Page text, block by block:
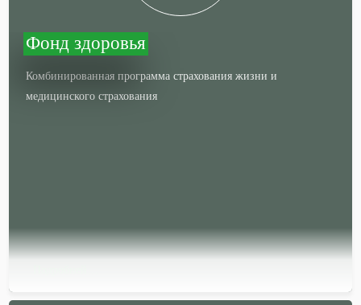
Фонд здоровья
Комбинированная программа страхования жизни и
медицинского страхования